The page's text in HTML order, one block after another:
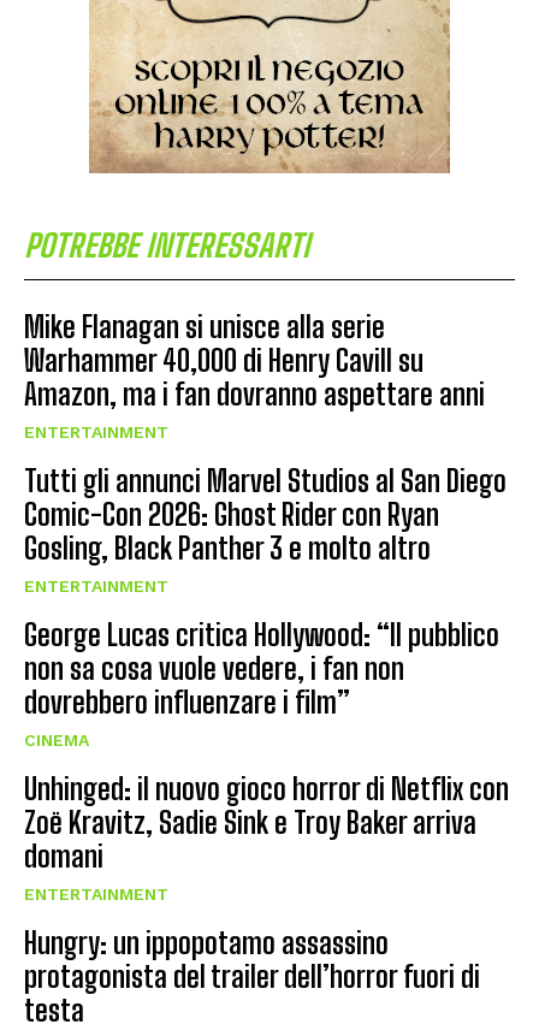
POTREBBE INTERESSARTI
Mike Flanagan si unisce alla serie
Warhammer 40,000 di Henry Cavill su
Amazon, ma i fan dovranno aspettare anni
ENTERTAINMENT
Tutti gli annunci Marvel Studios al San Diego
Comic-Con 2026: Ghost Rider con Ryan
Gosling, Black Panther 3 e molto altro
ENTERTAINMENT
George Lucas critica Hollywood: “Il pubblico
non sa cosa vuole vedere, i fan non
dovrebbero influenzare i film”
CINEMA
Unhinged: il nuovo gioco horror di Netflix con
Zoë Kravitz, Sadie Sink e Troy Baker arriva
domani
ENTERTAINMENT
Hungry: un ippopotamo assassino
protagonista del trailer dell’horror fuori di
testa